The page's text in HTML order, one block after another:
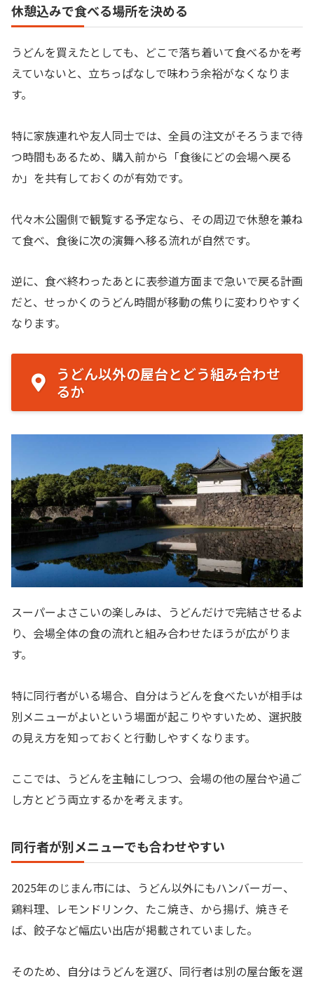
休憩込みで食べる場所を決める
うどんを買えたとしても、どこで落ち着いて食べるかを考
えていないと、立ちっぱなしで味わう余裕がなくなりま
す。
特に家族連れや友人同士では、全員の注文がそろうまで待
つ時間もあるため、購入前から「食後にどの会場へ戻る
か」を共有しておくのが有効です。
代々木公園側で観覧する予定なら、その周辺で休憩を兼ね
て食べ、食後に次の演舞へ移る流れが自然です。
逆に、食べ終わったあとに表参道方面まで急いで戻る計画
だと、せっかくのうどん時間が移動の焦りに変わりやすく
なります。
うどん以外の屋台とどう組み合わせ
るか
スーパーよさこいの楽しみは、うどんだけで完結させるよ
り、会場全体の食の流れと組み合わせたほうが広がりま
す。
特に同行者がいる場合、自分はうどんを食べたいが相手は
別メニューがよいという場面が起こりやすいため、選択肢
の見え方を知っておくと行動しやすくなります。
ここでは、うどんを主軸にしつつ、会場の他の屋台や過ご
し方とどう両立するかを考えます。
同行者が別メニューでも合わせやすい
2025年のじまん市には、うどん以外にもハンバーガー、
鶏料理、レモンドリンク、たこ焼き、から揚げ、焼きそ
ば、餃子など幅広い出店が掲載されていました。
そのため、自分はうどんを選び、同行者は別の屋台飯を選